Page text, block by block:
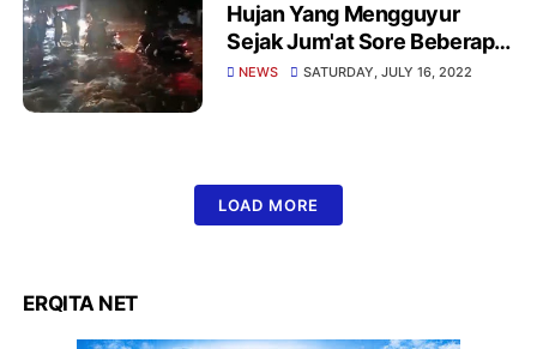
Hujan Yang Mengguyur
Sejak Jum'at Sore Beberapa
Wilayah Di Garut Terendam
NEWS SATURDAY, JULY 16, 2022
LOAD MORE
ERQITA NET